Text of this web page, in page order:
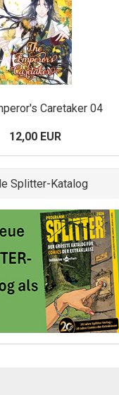
Caretaker 04
12,00 EUR
Splitter-Katalog